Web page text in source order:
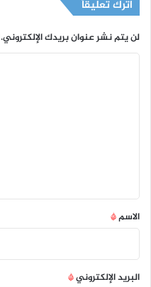
اترك تعليقاً
لن يتم نشر عنوان بريدك الإلكتروني.
*
الاسم*
البريد الإلكتروني*